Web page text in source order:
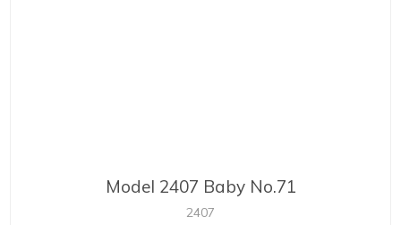
Model 2407 Baby No.71
2407